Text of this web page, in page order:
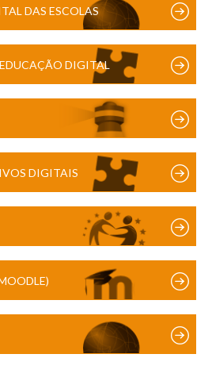
DAS ESCOLAS
DIGITAL
DIGITAIS